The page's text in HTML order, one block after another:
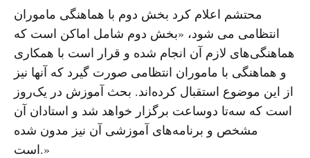
محتشم اعلام کرد بخش دوم با هماهنگی ماموران
انتظامی می شود، «بخش دوم شامل اماکن است که
هماهنگی‌های لازم آن انجام شده و قرار است با همکاری
و هماهنگی با ماموران انتظامی صورت گیرد که آنها نیز
از این موضوع استقبال کرده‌اند. بحث آموزش در یک‌روز
است که سه‌تا دوساعت برگزار خواهد شد و استادان آن
مشخص و برنامه‌های آموزشی آن نیز مدون شده
است.»